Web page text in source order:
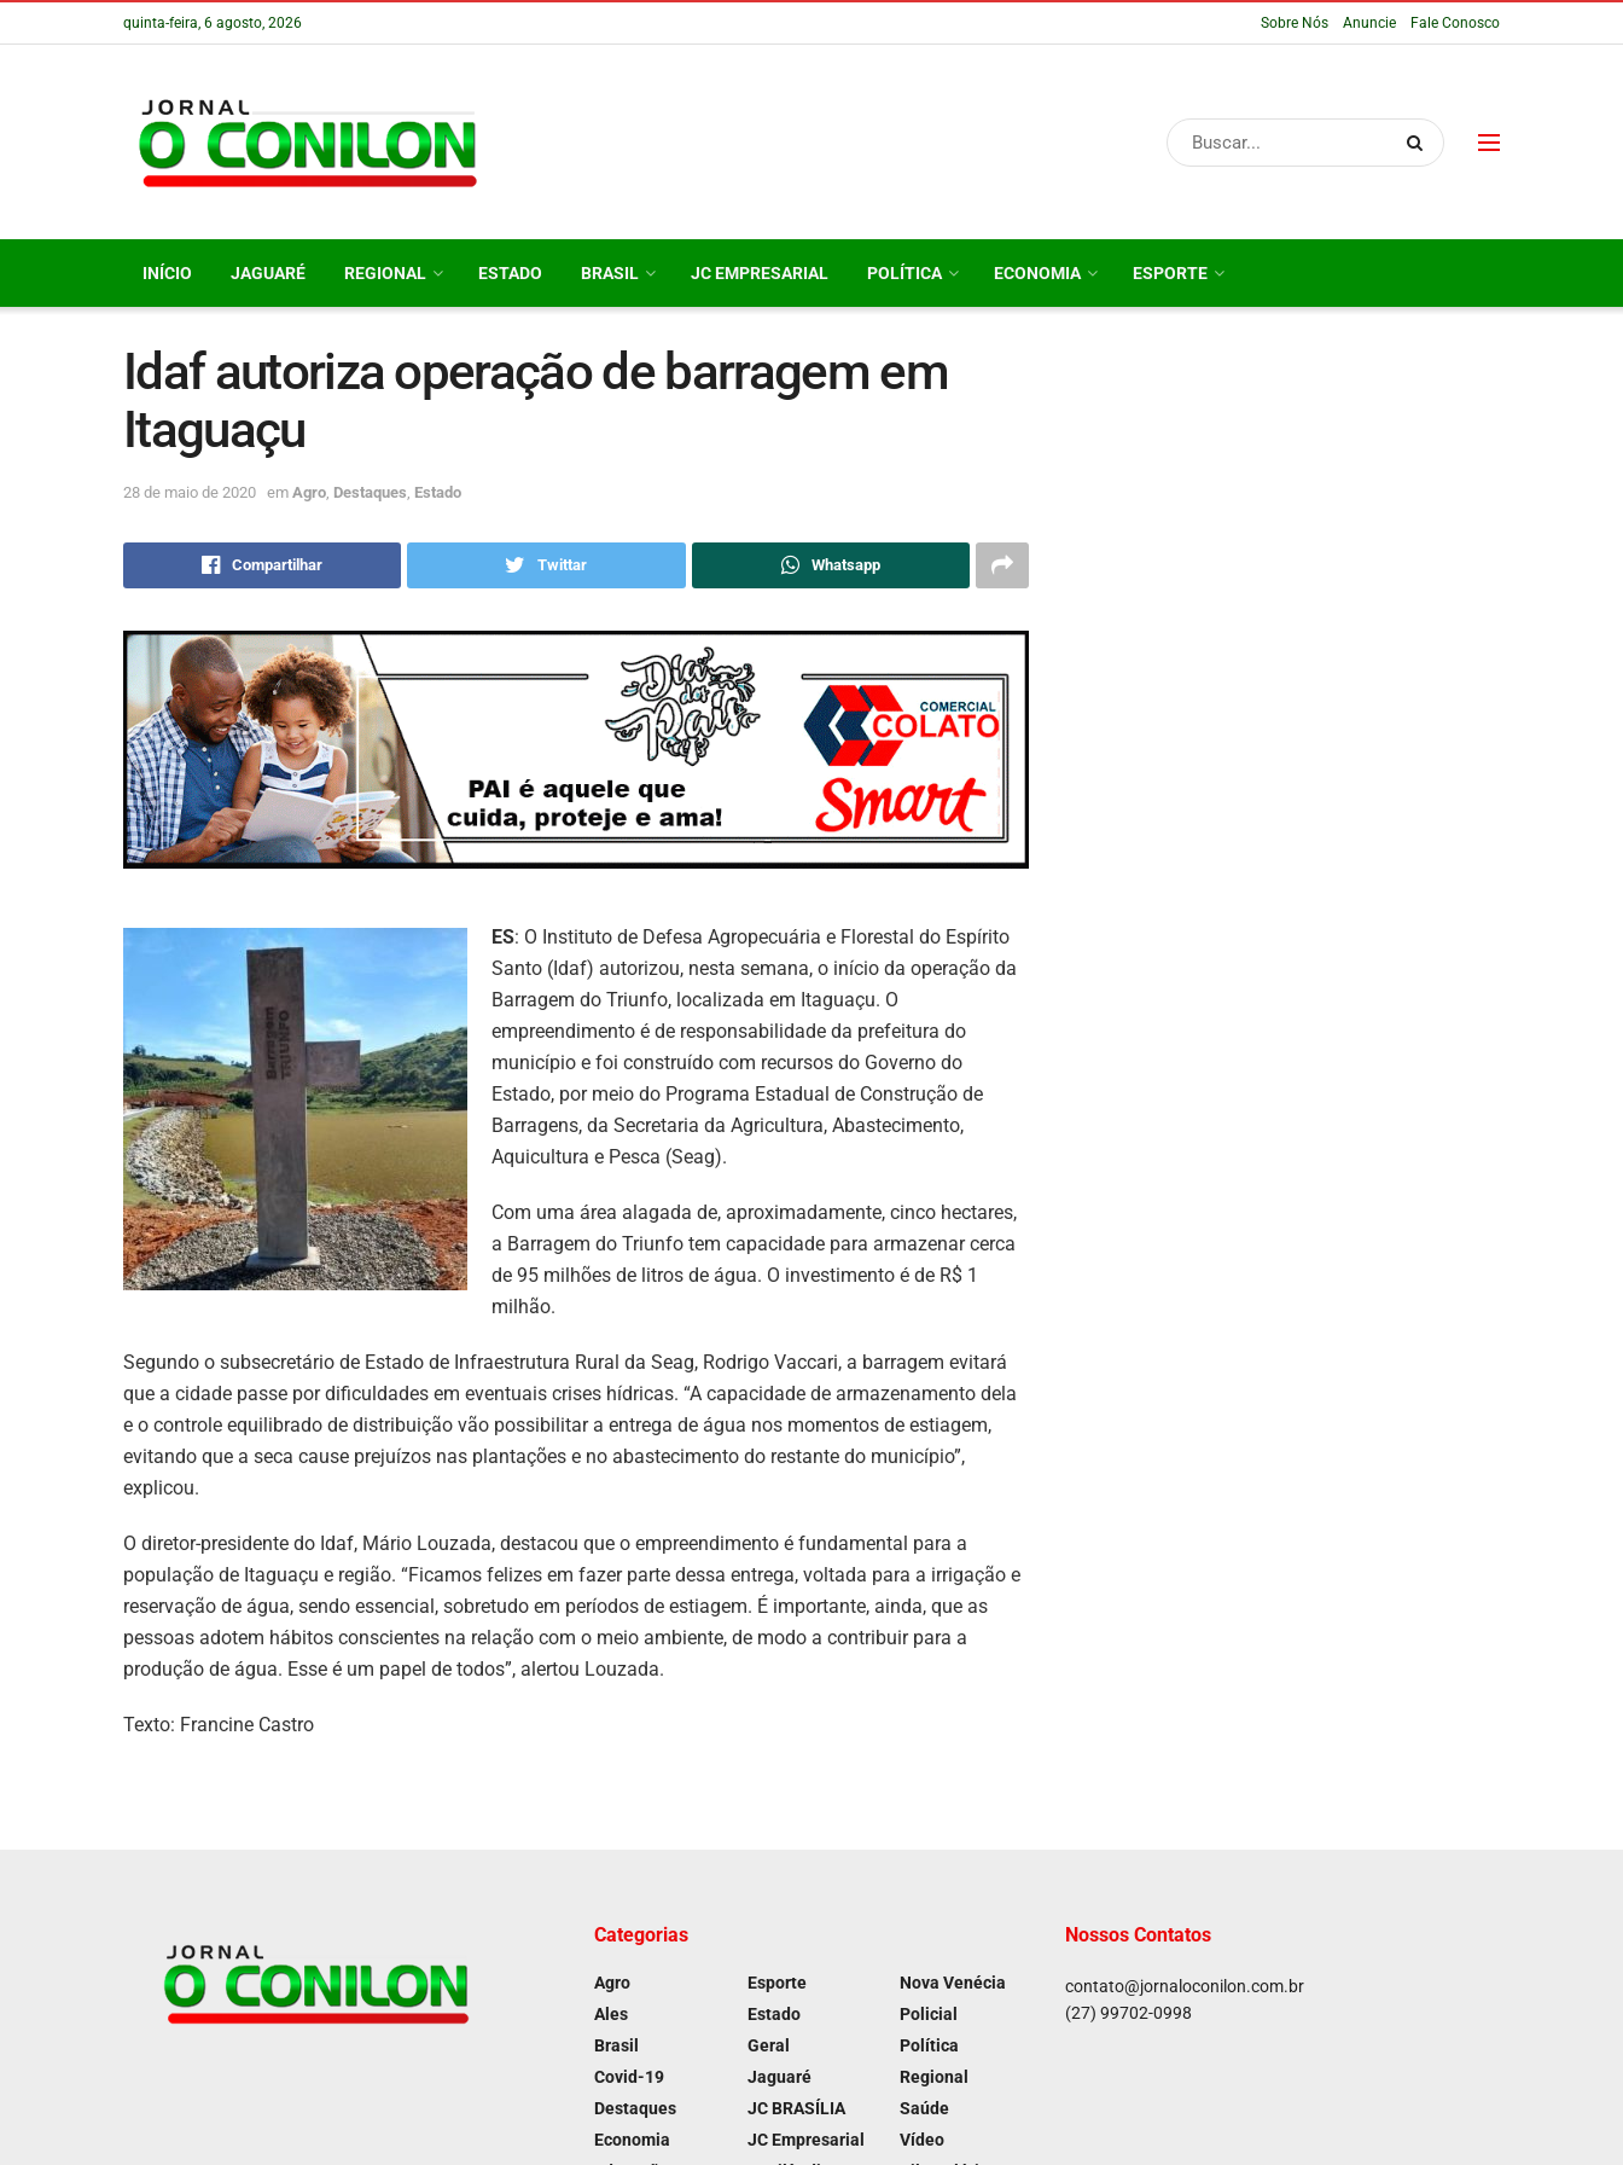
quinta-feira, 6 agosto, 2026 Sobre Nós Anuncie Fale Conosco
INÍCIO JAGUARÉ REGIONAL ESTADO BRASIL JC EMPRESARIAL POLÍTICA ECONOMIA ESPORTE
Idaf autoriza operação de barragem em
Itaguaçu
28 de maio de 2020 em Agro Destaques Estado
Compartilhar Twittar Whatsapp
ES: O Instituto de Defesa Agropecuária e Florestal do Espírito
Santo (Idaf) autorizou, nesta semana, o início da operação da
Barragem do Triunfo, localizada em Itaguaçu. O
empreendimento é de responsabilidade da prefeitura do
município e foi construído com recursos do Governo do
Estado, por meio do Programa Estadual de Construção de
Barragens, da Secretaria da Agricultura, Abastecimento,
Aquicultura e Pesca (Seag).
Com uma área alagada de, aproximadamente, cinco hectares,
a Barragem do Triunfo tem capacidade para armazenar cerca
de 95 milhões de litros de água. O investimento é de R$ 1
milhão.
Segundo o subsecretário de Estado de Infraestrutura Rural da Seag, Rodrigo Vaccari, a barragem evitará
que a cidade passe por dificuldades em eventuais crises hídricas. “A capacidade de armazenamento dela
e o controle equilibrado de distribuição vão possibilitar a entrega de água nos momentos de estiagem,
evitando que a seca cause prejuízos nas plantações e no abastecimento do restante do município”,
explicou.
O diretor-presidente do Idaf, Mário Louzada, destacou que o empreendimento é fundamental para a
população de Itaguaçu e região. “Ficamos felizes em fazer parte dessa entrega, voltada para a irrigação e
reservação de água, sendo essencial, sobretudo em períodos de estiagem. É importante, ainda, que as
pessoas adotem hábitos conscientes na relação com o meio ambiente, de modo a contribuir para a
produção de água. Esse é um papel de todos”, alertou Louzada.
Texto: Francine Castro
Categorias
Agro
Ales
Brasil
Covid-19
Destaques
Economia
Esporte
Estado
Geral
Jaguaré
JC BRASÍLIA
JC Empresarial
Nova Venécia
Policial
Política
Regional
Saúde
Vídeo
Nossos Contatos
contato@jornaloconilon.com.br
(27) 99702-0998